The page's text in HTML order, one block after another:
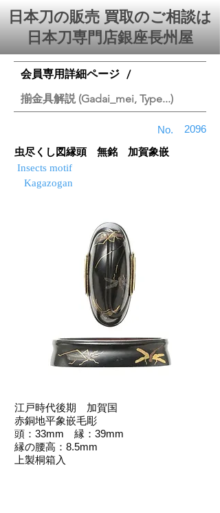
日本刀の販売 買取のご相談は
日本刀専門店銀座⻑州屋
会員専用詳細ページ /
揃金具解説 (Gadai_mei, Type...)
No. 2096
虫尽くし図縁頭 無銘 加賀象嵌
Insects motif
Kagazogan
江戸時代後期 加賀国
赤銅地平象嵌毛彫
頭：33mm 縁：39mm
縁の腰高：8.5mm
上製桐箱入